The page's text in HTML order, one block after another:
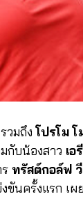
วมถึงโปรโม
กับน้องสาว เ
ทรัสต์กอล์ฟ
ขันครั้งแรก เผ